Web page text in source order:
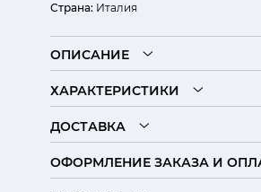
Страна: Италия
ОПИСАНИЕ
ХАРАКТЕРИСТИКИ
ДОСТАВКА
ОФОРМЛЕНИЕ ЗАКАЗА И